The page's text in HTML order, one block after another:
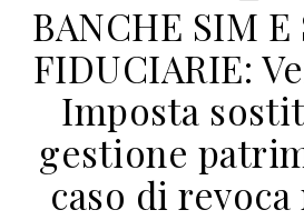
BANCHE SIM E
FIDUCIARIE:
Imposta
gestione
caso di